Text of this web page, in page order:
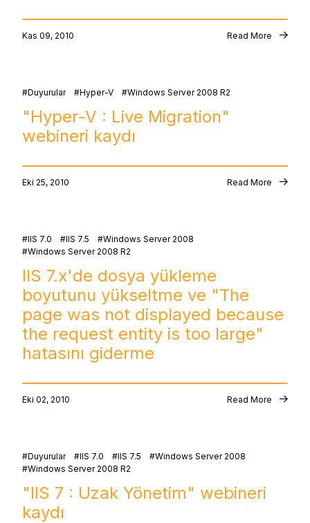
Kas 09, 2010 Read More
Duyurular Hyper-V Windows Server 2008 R2
"Hyper-V : Live Migration"
webineri kaydı
Eki 25, 2010 Read More
IIS 7.0 IIS 7.5
Windows Server 2008
Windows Server 2008 R2
IIS 7.x'de dosya yükleme
boyutunu yükseltme ve "The
page was not displayed because
the request entity is too large"
hatasını giderme
Eki 02, 2010 Read More
Duyurular IIS 7.0 IIS 7.5
Windows Server 2008
Windows Server 2008 R2
"IIS 7 : Uzak Yönetim" webineri
kaydı